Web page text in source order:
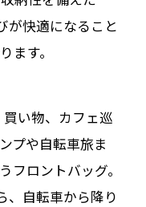
が快適になること
ます。
い物、カフェ巡
プや自転車旅ま
フロントバッグ。
、自転車から降り